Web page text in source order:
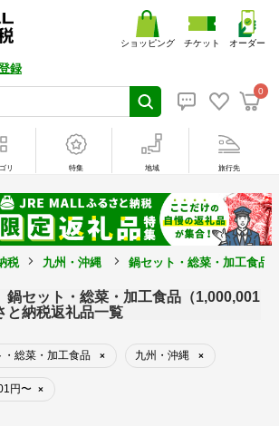
録
0
ショッピング チケット オーダー
リ 特集 地域 旅行先
税 九州・沖縄 鍋セット・総菜・加工食品
セット・総菜・加工食品（1,000,001
と納税返礼品一覧
・総菜・加工食品 × 九州・沖縄 ×
円〜 ×